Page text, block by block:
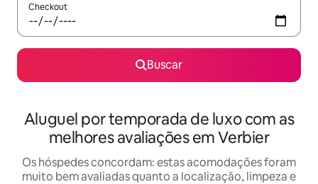
Checkout
Buscar
Aluguel por temporada de luxo com as
melhores avaliações em Verbier
Os hóspedes concordam: estas acomodações foram
muito bem avaliadas quanto a localização, limpeza e